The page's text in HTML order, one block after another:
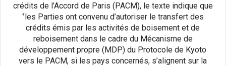
crédits de l’Accord de Paris (PACM), le texte indique que
‘’les Parties ont convenu d’autoriser le transfert des
crédits émis par les activités de boisement et de
reboisement dans le cadre du Mécanisme de
développement propre (MDP) du Protocole de Kyoto
vers le PACM, si les pays concernés, s’alignent sur la